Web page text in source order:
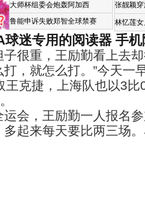
大师杯组委会炮轰阿加西
鲁能申诉失败郑智全球禁赛
张靓颖
林忆莲
球迷专用的阅读器 手
重，王励勤看上去却
打，就怎么打。”今天一
王克捷，上海队也以3
，王励勤一人报名参
起来每天要比两三场。